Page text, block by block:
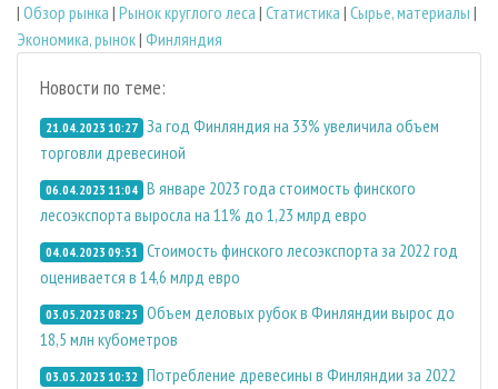
| Обзор рынка | Рынок круглого леса | Статистика | Сырье, материалы |
Экономика, рынок| Финляндия
Новости по теме:
21.04.2023 10:27 За год Финляндия на 33% увеличила объем
торговли древесиной
06.04.2023 11:04 В январе 2023 года стоимость финского
лесоэкспорта выросла на 11% до 1,23 млрд евро
04.04.2023 09:51 Стоимость финского лесоэкспорта за 2022 год
оценивается в 14,6 млрд евро
03.05.2023 08:25 Объем деловых рубок в Финляндии вырос до
18,5 млн кубометров
03.05.2023 10:32 Потребление древесины в Финляндии за 2022